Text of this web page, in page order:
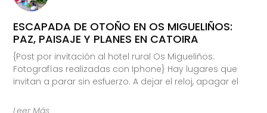
ESCAPADA DE OTOÑO EN OS MIGUELIÑOS:
PAZ, PAISAJE Y PLANES EN CATOIRA
{Post por invitación al hotel rural Os Migueliños.
Fotografías realizadas con Iphone} Hay lugares que
invitan a parar sin esfuerzo. A dejar el reloj, apagar el